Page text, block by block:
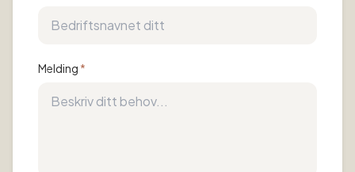
Melding *